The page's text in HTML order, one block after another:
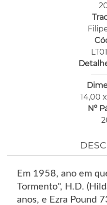
14,00
Nº
Em 1958, ano em
Tormento", H.D.
anos, e Ezra Pound